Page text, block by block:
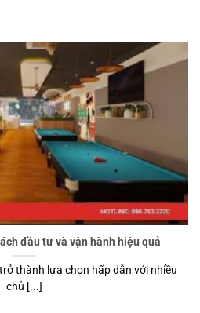
đầu tư và vận hành hiệu quả
thành lựa chọn hấp dẫn với nhiều
chủ [...]